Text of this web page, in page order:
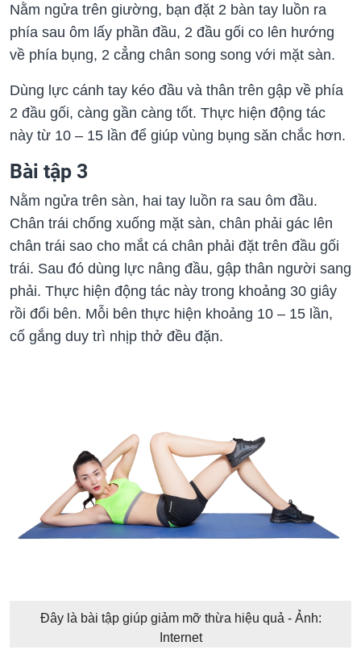
Nằm ngửa trên giường, bạn đặt 2 bàn tay luồn ra
phía sau ôm lấy phần đầu, 2 đầu gối co lên hướng
về phía bụng, 2 cẳng chân song song với mặt sàn.
Dùng lực cánh tay kéo đầu và thân trên gập về phía
2 đầu gối, càng gần càng tốt. Thực hiện động tác
này từ 10 – 15 lần để giúp vùng bụng săn chắc hơn.
Bài tập 3
Nằm ngửa trên sàn, hai tay luồn ra sau ôm đầu.
Chân trái chống xuống mặt sàn, chân phải gác lên
chân trái sao cho mắt cá chân phải đặt trên đầu gối
trái. Sau đó dùng lực nâng đầu, gập thân người sang
phải. Thực hiện động tác này trong khoảng 30 giây
rồi đổi bên. Mỗi bên thực hiện khoảng 10 – 15 lần,
cố gắng duy trì nhịp thở đều đặn.
Đây là bài tập giúp giảm mỡ thừa hiệu quả - Ảnh:
Internet